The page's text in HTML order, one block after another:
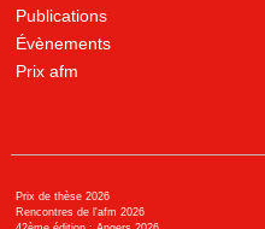
Publications
Évènements
Prix afm
Prix de thèse 2026
Rencontres de l'afm 2026